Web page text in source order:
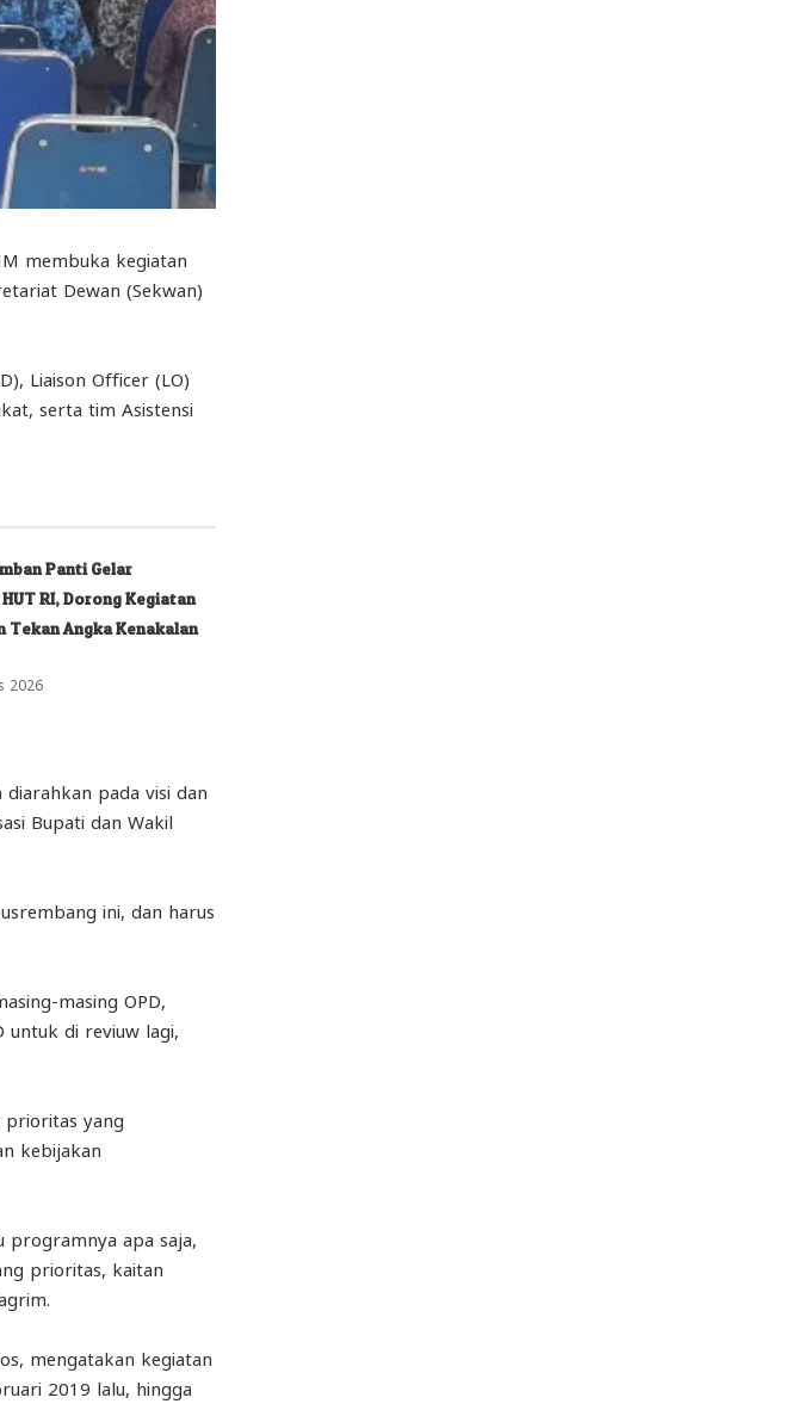
membuka kegiatan
Dewan (Sekwan)
Liaison Officer (LO)
serta tim Asistensi
Panti Gelar
RI, Dorong Kegiatan
Tekan Angka Kenakalan
2026
pada visi dan
Bupati dan Wakil
ini, dan harus
masing OPD,
untuk di reviuw lagi,
prioritas yang
kebijakan
programnya apa saja,
prioritas, kaitan
mengatakan kegiatan
2019 lalu, hingga